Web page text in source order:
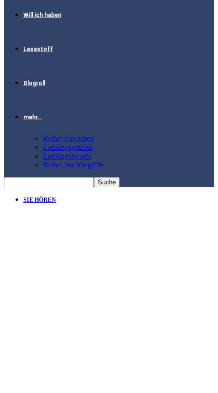
Will ich haben
Lesestoff
Blogroll
mehr…
Reihe: Favoriten
Lieblingsgetröte
Lieblingstweets
Reihe: Suchbegriffe
SIE HÖREN